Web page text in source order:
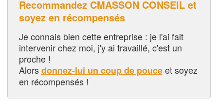
Recommandez CMASSON CONSEIL et
soyez en récompensés
Je connais bien cette entreprise : je l'ai fait
intervenir chez moi, j'y ai travaillé, c'est un
proche !
Alorsdonnez-lui un coup de pouceet soyez
en récompensés !